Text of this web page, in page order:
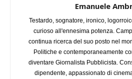
Emanuele
Testardo, sognatore, ironico,
curioso all'ennesima potenza.
continua ricerca del suo posto nel
Politiche e contemporaneamente
diventare Giornalista Pubblicista.
dipendente, appassionato di